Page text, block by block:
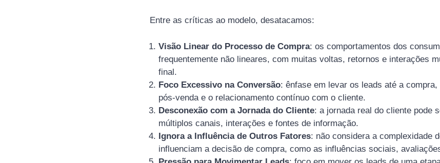
Entre as críticas ao modelo, desatacamos:
Visão Linear do Processo de Compra: os comportamentos dos
frequentemente não lineares, com muitas voltas, retornos e interações
final.
Foco Excessivo na Conversão: ênfase em levar os leads até a
pós-venda e o relacionamento contínuo com o cliente.
Desconexão com a Jornada do Cliente: a jornada real do cliente pode
múltiplos canais, interações e fontes de informação.
Ignora a Influência de Outros Fatores: não considera a complexidade
influenciam a decisão de compra, como as influências sociais,